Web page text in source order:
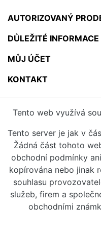
AUTORIZOVANÝ
DŮLEŽITÉ INFORMACE
MŮJ ÚČET
KONTAKT
Tento web využívá
Tento server je jak v
Žádná část tohoto
obchodní podmínky
kopírována nebo jinak
souhlasu
služeb, firem a
obchodními